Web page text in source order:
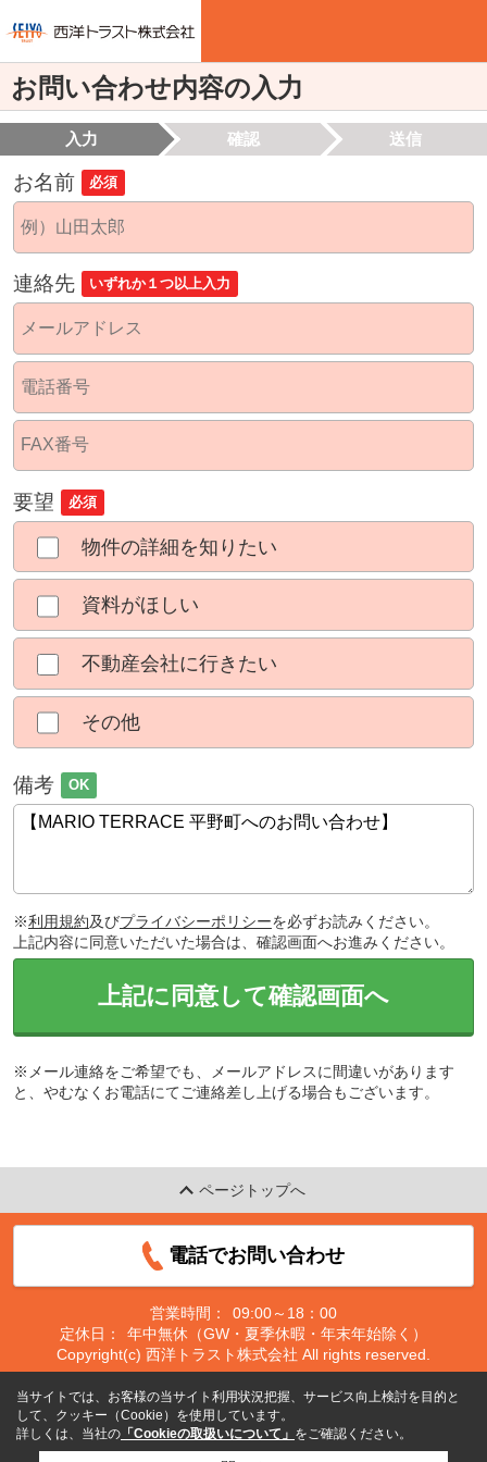
お問い合わせ内容の入力
入力 確認 送信
お名前 必須
連絡先 いずれか１つ以上入力
要望 必須
物件の詳細を知りたい
資料がほしい
不動産会社に行きたい
その他
備考 OK
※利用規約及びプライバシーポリシーを必ずお読みください。
上記内容に同意いただいた場合は、確認画面へお進みください。
上記に同意して確認画面へ
※メール連絡をご希望でも、メールアドレスに間違いがあります
と、やむなくお電話にてご連絡差し上げる場合もございます。
ページトップへ
電話でお問い合わせ
営業時間：
09:00～18：00
定休日：
年中無休（GW・夏季休暇・年末年始除く）
Copyright(c) 西洋トラスト株式会社 All rights reserved.
当サイトでは、お客様の当サイト利用状況把握、サービス向上検討を目的と
して、クッキー（Cookie）を使用しています。
詳しくは、当社の 「Cookieの取扱いについて」 をご確認ください。